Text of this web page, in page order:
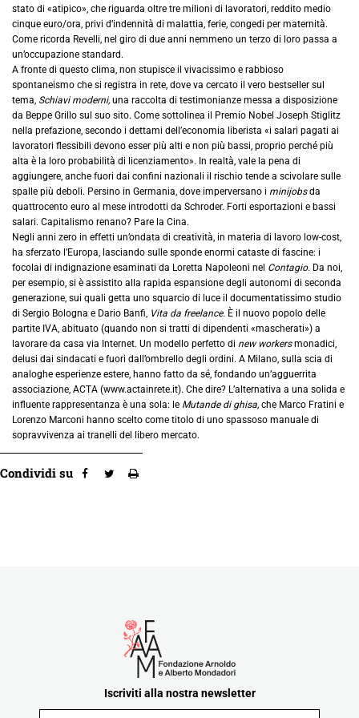
stato di «atipico», che riguarda oltre tre milioni di lavoratori, reddito medio
cinque euro/ora, privi d’indennità di malattia, ferie, congedi per maternità.
Come ricorda Revelli, nel giro di due anni nemmeno un terzo di loro passa a
un’occupazione standard.
A fronte di questo clima, non stupisce il vivacissimo e rabbioso
spontaneismo che si registra in rete, dove va cercato il vero bestseller sul
tema, Schiavi moderni, una raccolta di testimonianze messa a disposizione
da Beppe Grillo sul suo sito. Come sottolinea il Premio Nobel Joseph Stiglitz
nella prefazione, secondo i dettami dell’economia liberista «i salari pagati ai
lavoratori flessibili devono esser più alti e non più bassi, proprio perché più
alta è la loro probabilità di licenziamento». In realtà, vale la pena di
aggiungere, anche fuori dai confini nazionali il rischio tende a scivolare sulle
spalle più deboli. Persino in Germania, dove imperversano i minijobsda
quattrocento euro al mese introdotti da Schroder. Forti esportazioni e bassi
salari. Capitalismo renano? Pare la Cina.
Negli anni zero in effetti un’ondata di creatività, in materia di lavoro low-cost,
ha sferzato l’Europa, lasciando sulle sponde enormi cataste di fascine: i
focolai di indignazione esaminati da Loretta Napoleoni nel Contagio. Da noi,
per esempio, si è assistito alla rapida espansione degli autonomi di seconda
generazione, sui quali getta uno squarcio di luce il documentatissimo studio
di Sergio Bologna e Dario Banfi, Vita da freelance. È il nuovo popolo delle
partite IVA, abituato (quando non si tratti di dipendenti «mascherati») a
lavorare da casa via Internet. Un modello perfetto di new workersmonadici,
delusi dai sindacati e fuori dall’ombrello degli ordini. A Milano, sulla scia di
analoghe esperienze estere, hanno fatto da sé, fondando un’agguerrita
associazione, ACTA (www.actainrete.it). Che dire? L’alternativa a una solida e
influente rappresentanza è una sola: le Mutande di ghisa, che Marco Fratini e
Lorenzo Marconi hanno scelto come titolo di uno spassoso manuale di
sopravvivenza ai tranelli del libero mercato.
Condividi su
Iscriviti alla nostra newsletter